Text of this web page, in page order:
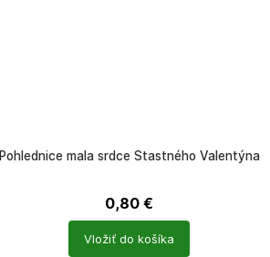
Pohlednice mala srdce Štastného Valentýna
0,80 €
Vložiť do košíka